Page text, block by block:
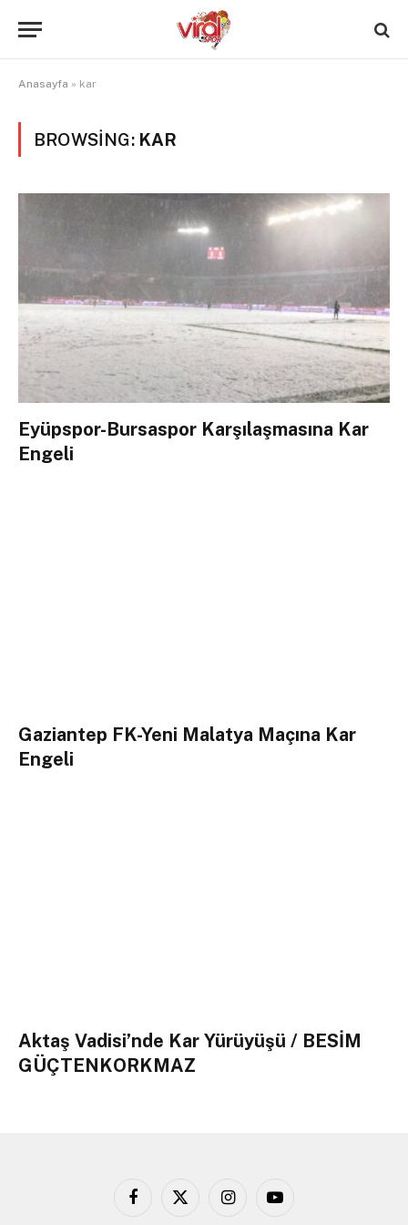
Anasayfa » kar
BROWSING: KAR
Eyüpspor-Bursaspor Karşılaşmasına Kar
Engeli
Gaziantep FK-Yeni Malatya Maçına Kar
Engeli
Aktaş Vadisi’nde Kar Yürüyüşü / BESİM
GÜÇTENKORKMAZ
Facebook
X
InstagramYouTube